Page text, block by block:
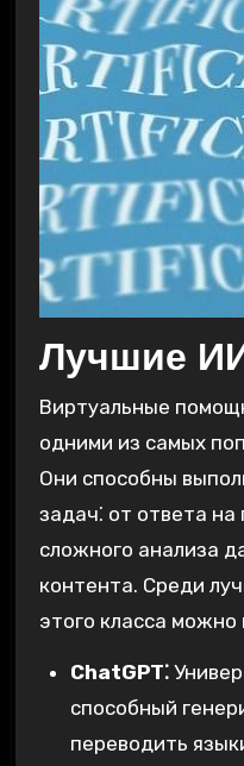
Лучшие
Виртуальные
одними из самых
Они способны
задач⁚ от ответа
сложного анализа
контента. Среди
этого класса можно
ChatGPT⁚
способный
переводить